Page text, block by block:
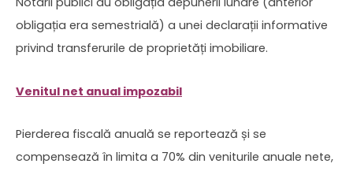
obligația era semestrială) a unei declarații informative
privind transferurile de proprietăți imobiliare.
Venitul net anual impozabil
Pierderea fiscală anuală se reportează și se
compensează în limita a 70% din veniturile anuale nete,